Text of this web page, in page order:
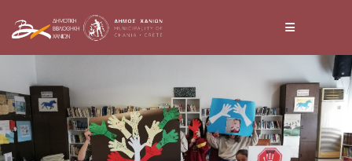
content